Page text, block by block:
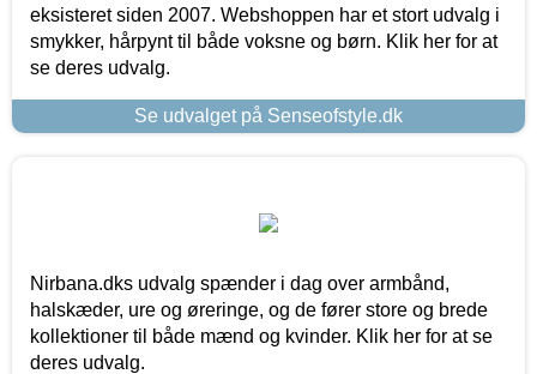
eksisteret siden 2007. Webshoppen har et stort udvalg i
smykker, hårpynt til både voksne og børn. Klik her for at
se deres udvalg.
Se udvalget på Senseofstyle.dk
Nirbana.dks udvalg spænder i dag over armbånd,
halskæder, ure og øreringe, og de fører store og brede
kollektioner til både mænd og kvinder. Klik her for at se
deres udvalg.